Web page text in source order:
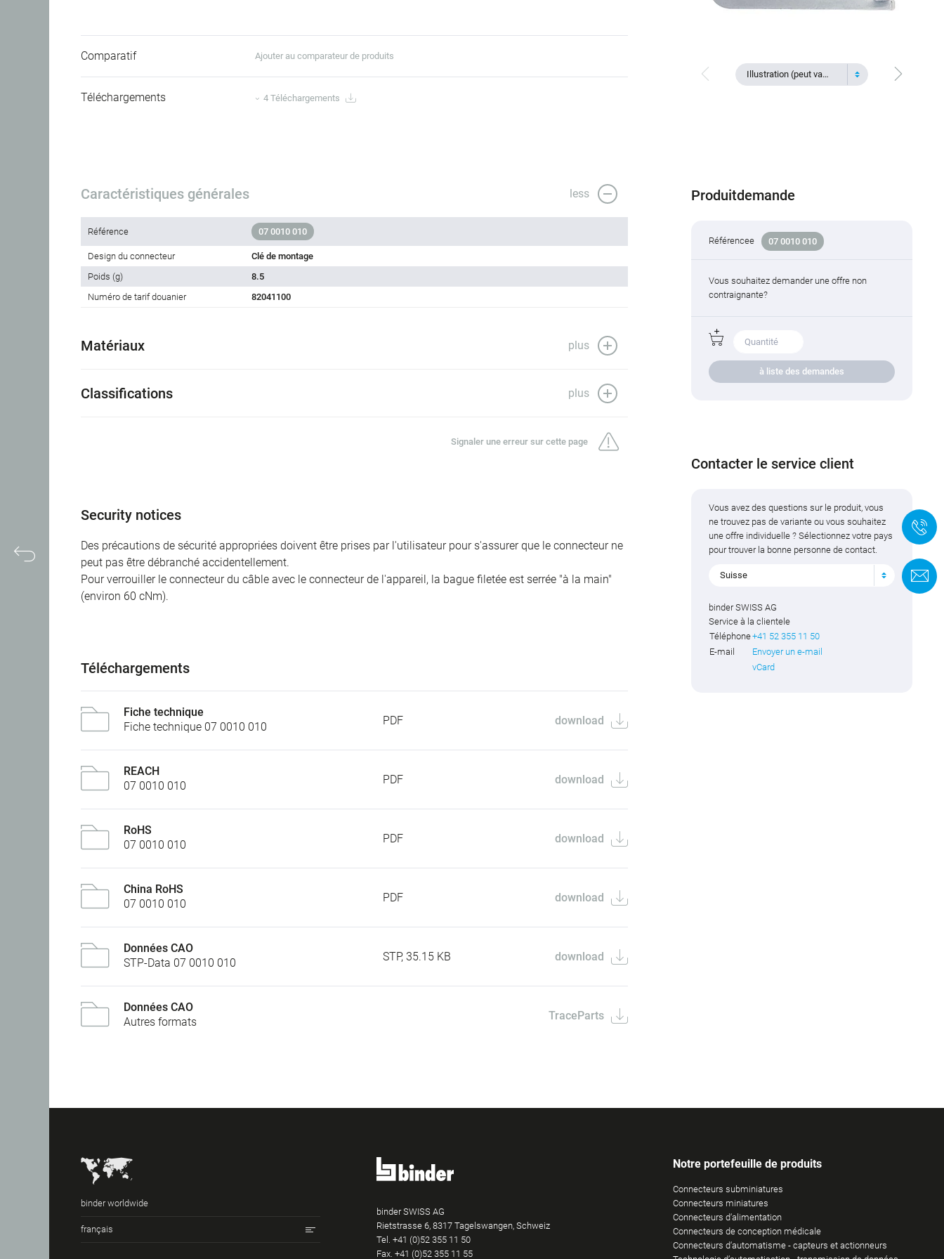
Comparatif Ajouter au comparateur de produits
Téléchargements 4 Téléchargements
Illustration (peut varier)
Caractéristiques générales less
Référence 07 0010 010
Design du connecteur
Clé de montage
Poids (g)
8.5
Numéro de tarif douanier
82041100
Matériaux plus
Classifications plus
Signaler une erreur sur cette page
Security notices
Des précautions de sécurité appropriées doivent être prises par l'utilisateur pour s'assurer que le connecteur ne
peut pas être débranché accidentellement.
Pour verrouiller le connecteur du câble avec le connecteur de l'appareil, la bague filetée est serrée "à la main"
(environ 60 cNm).
Téléchargements
Fiche technique
Fiche technique 07 0010 010
PDF download
REACH
07 0010 010
PDF download
RoHS
07 0010 010
PDF download
China RoHS
07 0010 010
PDF download
Données CAO
STP-Data 07 0010 010
STP, 35.15 KB download
Données CAO
Autres formats
TraceParts
Produitdemande
Référencee 07 0010 010
Vous souhaitez demander une offre non
contraignante?
à liste des demandes
Contacter le service client
Vous avez des questions sur le produit, vous
ne trouvez pas de variante ou vous souhaitez
une offre individuelle ? Sélectionnez votre pays
pour trouver la bonne personne de contact.
Suisse
binder SWISS AG
Service à la clientele
Téléphone+41 52 355 11 50
E-mail
Envoyer un e-mail
vCard
binder worldwide
français
binder SWISS AG
Rietstrasse 6, 8317 Tagelswangen, Schweiz
Tel. +41 (0)52 355 11 50
Fax.+41 (0)52 355 11 55
Notre portefeuille de produits
Connecteurs subminiatures
Connecteurs miniatures
Connecteurs d‘alimentation
Connecteurs de conception médicale
Connecteurs d‘automatisme - capteurs et actionneurs